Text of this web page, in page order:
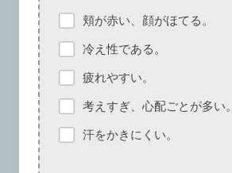
頬が赤い、顔がほてる。
冷え性である。
疲れやすい。
考えすぎ、心配ごとが多い。
汗をかきにくい。